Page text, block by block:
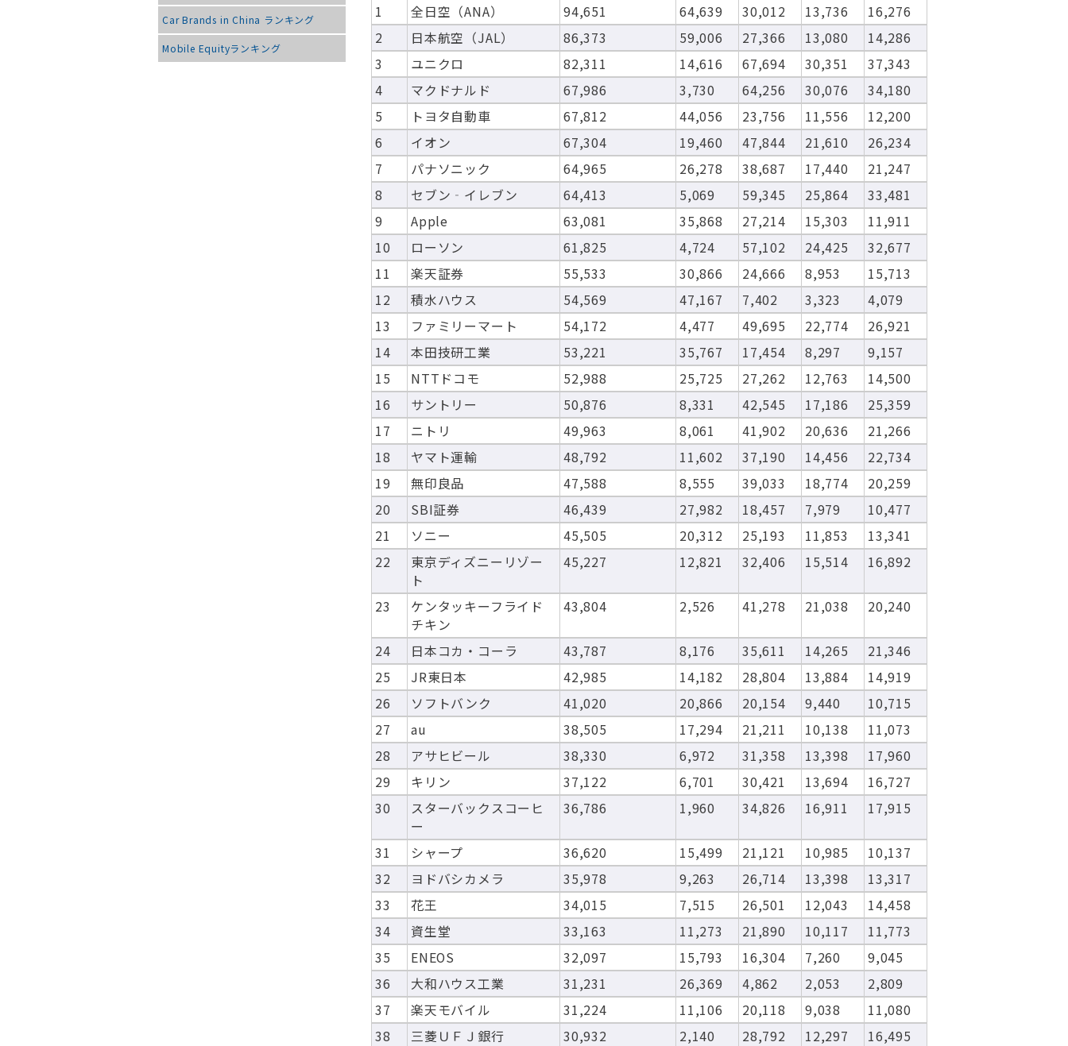
Car Brands in China ランキング
Mobile Equityランキング
1
全日空（ANA） 94,651 64,639 30,012 13,736
16,276
2
日本航空（JAL） 86,373 59,006 27,366 13,080
14,286
3
ユニクロ 82,311 14,616 67,694 30,351
37,343
4
マクドナルド 67,986 3,730 64,256 30,076
34,180
5
トヨタ自動車 67,812 44,056 23,756 11,556
12,200
6
イオン 67,304 19,460 47,844 21,610
26,234
7
パナソニック 64,965 26,278 38,687 17,440
21,247
8
セブン‐イレブン 64,413 5,069 59,345 25,864
33,481
9
Apple 63,081 35,868 27,214 15,303
11,911
10
ローソン 61,825 4,724 57,102 24,425
32,677
11
楽天証券 55,533 30,866 24,666 8,953
15,713
12
積水ハウス 54,569 47,167 7,402 3,323
4,079
13
ファミリーマート 54,172 4,477 49,695 22,774
26,921
14
本田技研工業 53,221 35,767 17,454 8,297
9,157
15
NTTドコモ 52,988 25,725 27,262 12,763
14,500
16
サントリー 50,876 8,331 42,545 17,186
25,359
17
ニトリ 49,963 8,061 41,902 20,636
21,266
18
ヤマト運輸 48,792 11,602 37,190 14,456
22,734
19
無印良品 47,588 8,555 39,033 18,774
20,259
20
SBI証券 46,439 27,982 18,457 7,979
10,477
21
ソニー 45,505 20,312 25,193 11,853
13,341
22
東京ディズニーリゾー
ト
45,227 12,821 32,406 15,514 16,892
23
ケンタッキーフライド
チキン
43,804 2,526 41,278 21,038 20,240
24 日本コカ・コーラ 43,787 8,176 35,611 14,265
21,346
25
JR東日本 42,985 14,182 28,804 13,884
14,919
26
ソフトバンク 41,020 20,866 20,154 9,440
10,715
27
au 38,505 17,294 21,211 10,138
11,073
28
アサヒビール 38,330 6,972 31,358 13,398
17,960
29
キリン 37,122 6,701 30,421 13,694
16,727
30
スターバックスコーヒ
ー
36,786 1,960 34,826 16,911 17,915
31 シャープ 36,620 15,499 21,121 10,985
10,137
32
ヨドバシカメラ 35,978 9,263 26,714 13,398
13,317
33
花王 34,015 7,515 26,501 12,043
14,458
34
資生堂 33,163 11,273 21,890 10,117
11,773
35
ENEOS 32,097 15,793 16,304 7,260
9,045
36
大和ハウス工業 31,231 26,369 4,862 2,053
2,809
37
楽天モバイル 31,224 11,106 20,118 9,038
11,080
38
三菱ＵＦＪ銀行 30,932 2,140 28,792 12,297
16,495